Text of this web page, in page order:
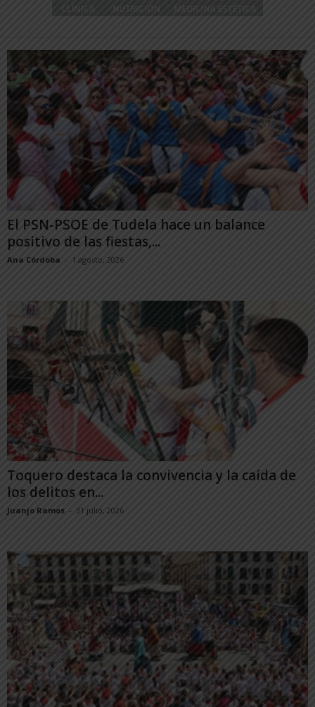
El PSN-PSOE de Tudela hace un balance
positivo de las fiestas,...
Ana Córdoba - 1 agosto, 2026
Toquero destaca la convivencia y la caída de
los delitos en...
Juanjo Ramos - 31 julio, 2026